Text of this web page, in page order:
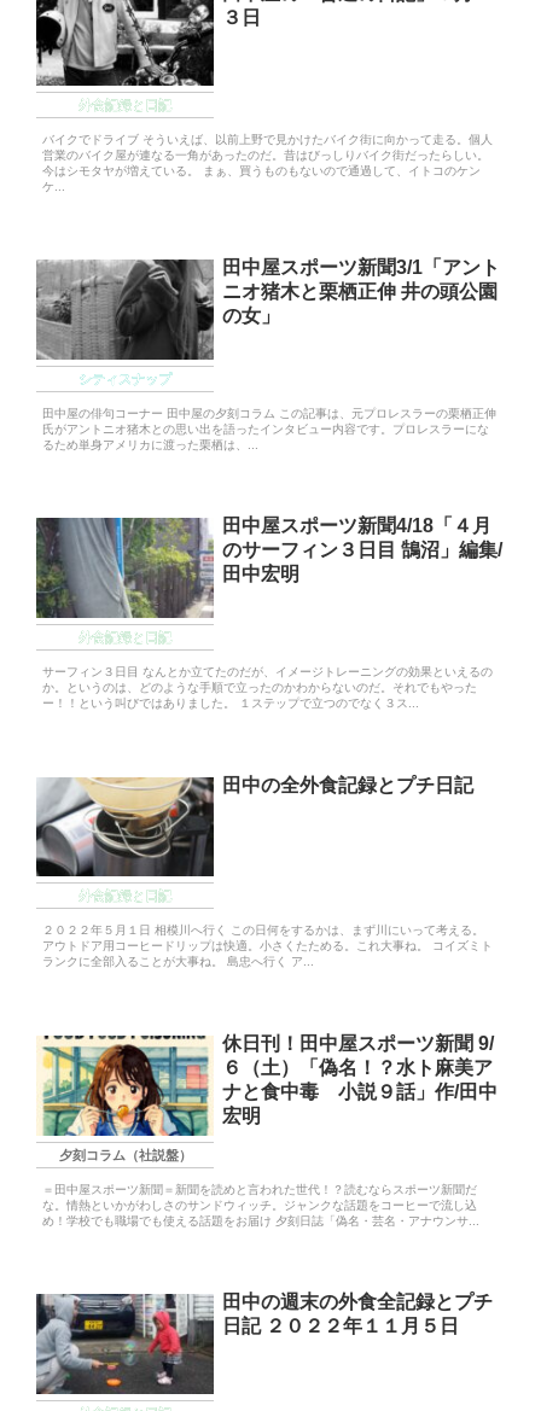
外食記録と日記
３日
バイクでドライブ そういえば、以前上野で見かけたバイク街に向かって走る。個人
営業のバイク屋が連なる一角があったのだ。昔はびっしりバイク街だったらしい。
今はシモタヤが増えている。 まぁ、買うものもないので通過して、イトコのケン
ケ...
シティスナップ
田中屋スポーツ新聞3/1「アント
ニオ猪木と栗栖正伸 井の頭公園
の女」
田中屋の俳句コーナー 田中屋の夕刻コラム この記事は、元プロレスラーの栗栖正伸
氏がアントニオ猪木との思い出を語ったインタビュー内容です。プロレスラーにな
るため単身アメリカに渡った栗栖は、...
外食記録と日記
田中屋スポーツ新聞4/18「４月
のサーフィン３日目 鵠沼」編集/
田中宏明
サーフィン３日目 なんとか立てたのだが、イメージトレーニングの効果といえるの
か。というのは、どのような手順で立ったのかわからないのだ。それでもやった
ー！！という叫びではありました。 １ステップで立つのでなく３ス...
外食記録と日記
田中の全外食記録とプチ日記
２０２２年５月１日 相模川へ行く この日何をするかは、まず川にいって考える。
アウトドア用コーヒードリップは快適。小さくたためる。これ大事ね。 コイズミト
ランクに全部入ることが大事ね。 島忠へ行く ア...
夕刻コラム（社説盤）
休日刊！田中屋スポーツ新聞 9/
６（土）「偽名！？水ト麻美ア
ナと食中毒 小説９話」作/田中
宏明
＝田中屋スポーツ新聞＝新聞を読めと言われた世代！？読むならスポーツ新聞だ
な。情熱といかがわしさのサンドウィッチ。ジャンクな話題をコーヒーで流し込
め！学校でも職場でも使える話題をお届け 夕刻日誌「偽名・芸名・アナウンサ...
田中の週末の外食全記録とプチ
日記 ２０２２年１１月５日